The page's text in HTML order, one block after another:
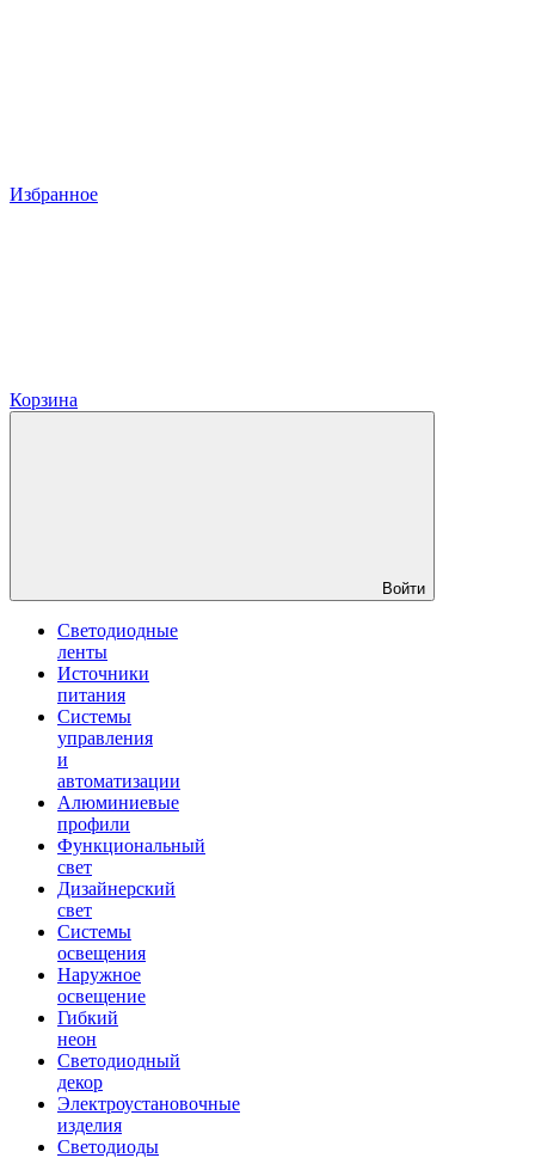
Избранное
Корзина
Войти
Светодиодные
ленты
Источники
питания
Системы
управления
и
автоматизации
Алюминиевые
профили
Функциональный
свет
Дизайнерский
свет
Системы
освещения
Наружное
освещение
Гибкий
неон
Светодиодный
декор
Электроустановочные
изделия
Светодиоды